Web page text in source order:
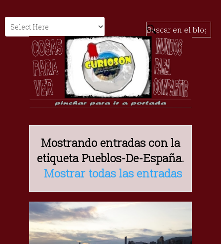
Mostrando entradas con la
etiqueta Pueblos-De-España.
Mostrar todas las entradas